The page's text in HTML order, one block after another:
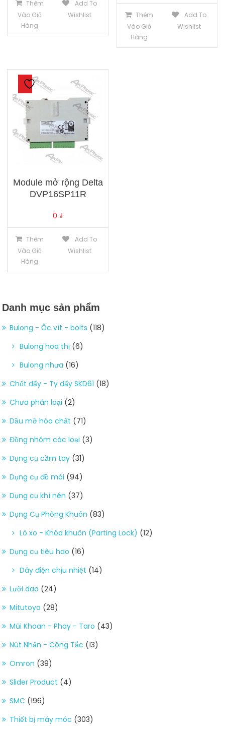
Thêm
Vào Giỏ
Hàng
Add To
Wishlist
Thêm
Vào Giỏ
Hàng
Add To
Wishlist
Module mở rộng Delta
DVP16SP11R
0 ₫
Thêm
Vào Giỏ
Hàng
Add To
Wishlist
Danh mục sản phẩm
Bulong - Ốc vít - bolts (118)
Bulong hoa thị (6)
Bulong nhựa (16)
Chốt đẩy - Ty đẩy SKD61 (18)
Chưa phân loại (2)
Dầu mỡ hóa chất (71)
Đồng nhôm các loại (3)
Dụng cụ cầm tay (31)
Dụng cụ đồ mài (94)
Dụng cụ khí nén (37)
Dụng Cụ Phòng Khuôn (83)
Lò xo - Khóa khuôn (Parting Lock) (12)
Dụng cụ tiêu hao (16)
Dây điện chịu nhiệt (14)
Lưỡi dao (24)
Mitutoyo (28)
Mũi Khoan - Phay - Taro (43)
Nút Nhấn - Công Tắc (13)
Omron (39)
Slider Product (4)
SMC (196)
Thiết bị máy móc (303)